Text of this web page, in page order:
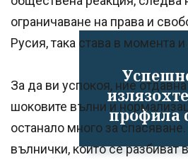
профила
ограничаване на права и
Русия, така става в момента
За да ви успокоя, ние
шоковите вълни и
останало много за
вълнички, които се разбиват